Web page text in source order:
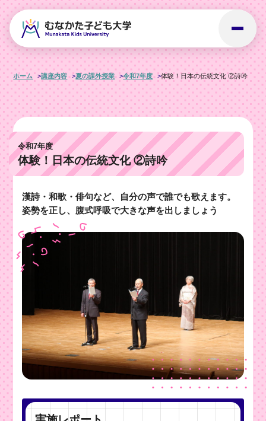
ホーム 講座内容 夏の課外授業 令和7年度 体験！日本の伝統文化 ②詩吟
令和7年度
体験！日本の伝統文化 ②詩吟
漢詩・和歌・俳句など、自分の声で誰でも歌えます。
姿勢を正し、腹式呼吸で大きな声を出しましょう